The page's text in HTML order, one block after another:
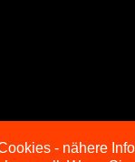
- nähere